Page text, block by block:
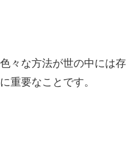
々な方法が世の中には存
重要なことです。